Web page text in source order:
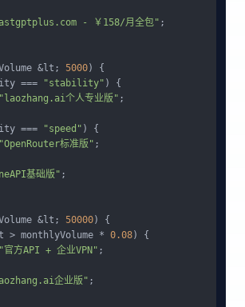
- ￥158/月全包" ;
&lt; 5000) {
=== "stability" ) {
"laozhang.ai个人专业版" ;
=== "speed" ) {
"OpenRouter标准版" ;
基础版" ;
&lt; 50000) {
> monthlyVolume * 0.08) {
"官方API + 企业VPN" ;
企业版" ;